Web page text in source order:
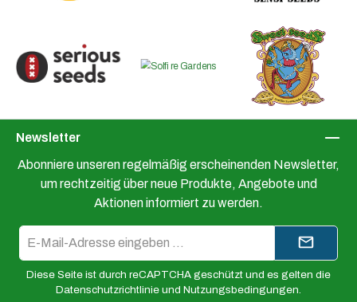
Newsletter
Abonniere unseren regelmäßig erscheinenden Newsletter,
um rechtzeitig über neue Produkte, Angebote und
Aktionen informiert zu werden.
Mail-
Adresse*
Diese Seite ist durch reCAPTCHA geschützt und es gelten die
Datenschutzrichtlinie und Nutzungsbedingungen.